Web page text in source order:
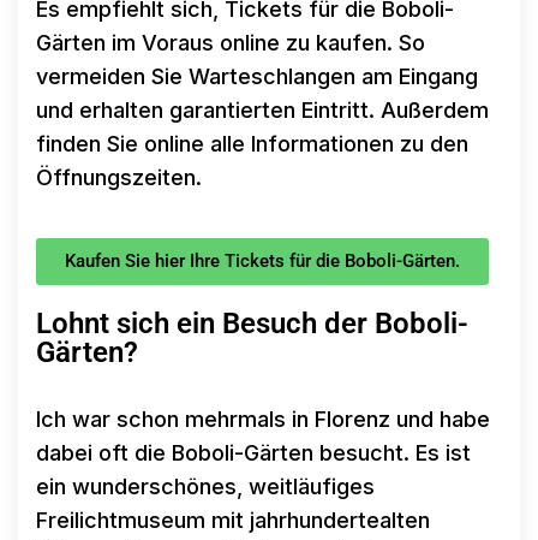
Es empfiehlt sich, Tickets für die Boboli-
Gärten im Voraus online zu kaufen. So
vermeiden Sie Warteschlangen am Eingang
und erhalten garantierten Eintritt. Außerdem
finden Sie online alle Informationen zu den
Öffnungszeiten.
Kaufen Sie hier Ihre Tickets für die Boboli-Gärten.
Lohnt sich ein Besuch der Boboli-
Gärten?
Ich war schon mehrmals in Florenz und habe
dabei oft die Boboli-Gärten besucht. Es ist
ein wunderschönes, weitläufiges
Freilichtmuseum mit jahrhundertealten